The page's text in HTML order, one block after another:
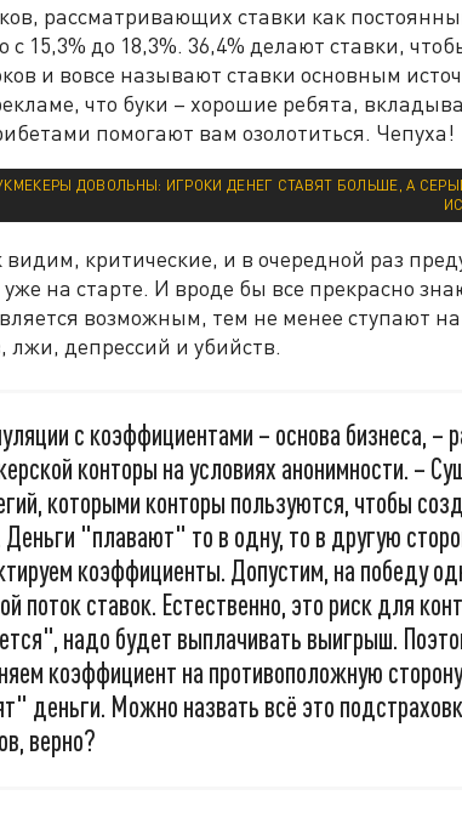
рассматривающих ставки как
с 15,3% до 18,3%. 36,4% делают ставки,
и вовсе называют ставки основным
что буки – хорошие ребята,
помогают вам озолотиться. Чепуха!
ДОВОЛЬНЫ: ИГРОКИ ДЕНЕГ СТАВЯТ БОЛЬШЕ, А
критические, и в очередной раз
на старте. И вроде бы все прекрасно
возможным, тем не менее ступают
лжи, депрессий и убийств.
с коэффициентами – основа бизнеса, –
конторы на условиях анонимности. –
которыми конторы пользуются, чтобы
Деньги "плавают" то в одну, то в другую
коэффициенты. Допустим, на победу
поток ставок. Естественно, это риск для
надо будет выплачивать выигрыш.
коэффициент на противоположную
деньги. Можно назвать всё это
верно?